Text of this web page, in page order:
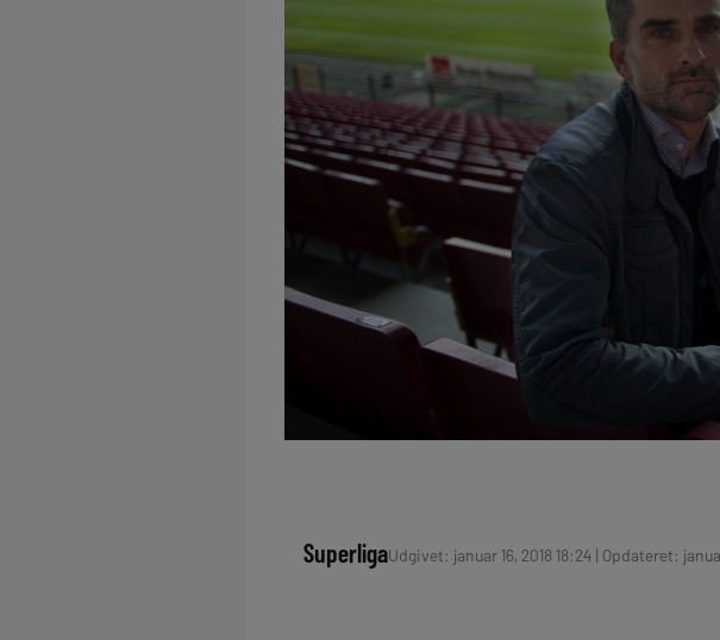
SuperligaUdgivet: januar 16, 2018 18:24 | Opdateret: